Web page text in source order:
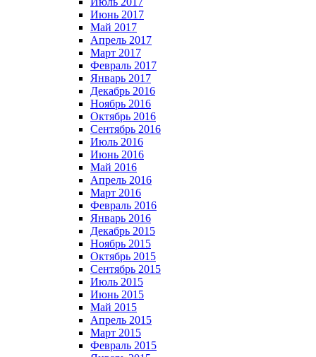
Июнь 2017
Май 2017
Апрель 2017
Март 2017
Февраль 2017
Январь 2017
Декабрь 2016
Ноябрь 2016
Октябрь 2016
Сентябрь 2016
Июль 2016
Июнь 2016
Май 2016
Апрель 2016
Март 2016
Февраль 2016
Январь 2016
Декабрь 2015
Ноябрь 2015
Октябрь 2015
Сентябрь 2015
Июль 2015
Июнь 2015
Май 2015
Апрель 2015
Март 2015
Февраль 2015